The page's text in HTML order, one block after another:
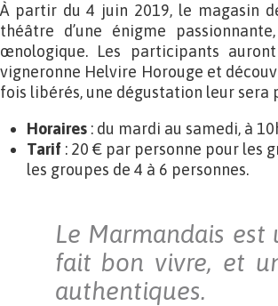
À partir du 4 juin 2019, le magasin
théâtre d’une énigme
œnologique. Les participants
vigneronne Helvire Horouge et
fois libérés, une dégustation leur
Horaires : du mardi au samedi, à
Tarif : 20 € par personne pour les
les groupes de 4 à 6 personnes.
Le Marmandais
fait bon vivre, et
authentiques.